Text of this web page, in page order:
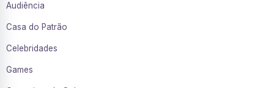
Audiência
Casa do Patrão
Celebridades
Games